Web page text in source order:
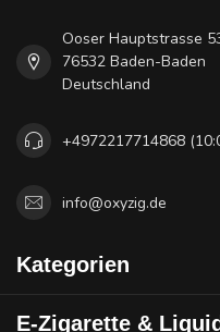
Ooser Hauptstrasse
76532 Baden-Baden
Deutschland
+4972217714868
info@oxyzig.de
Kategorien
E-Zigarette &